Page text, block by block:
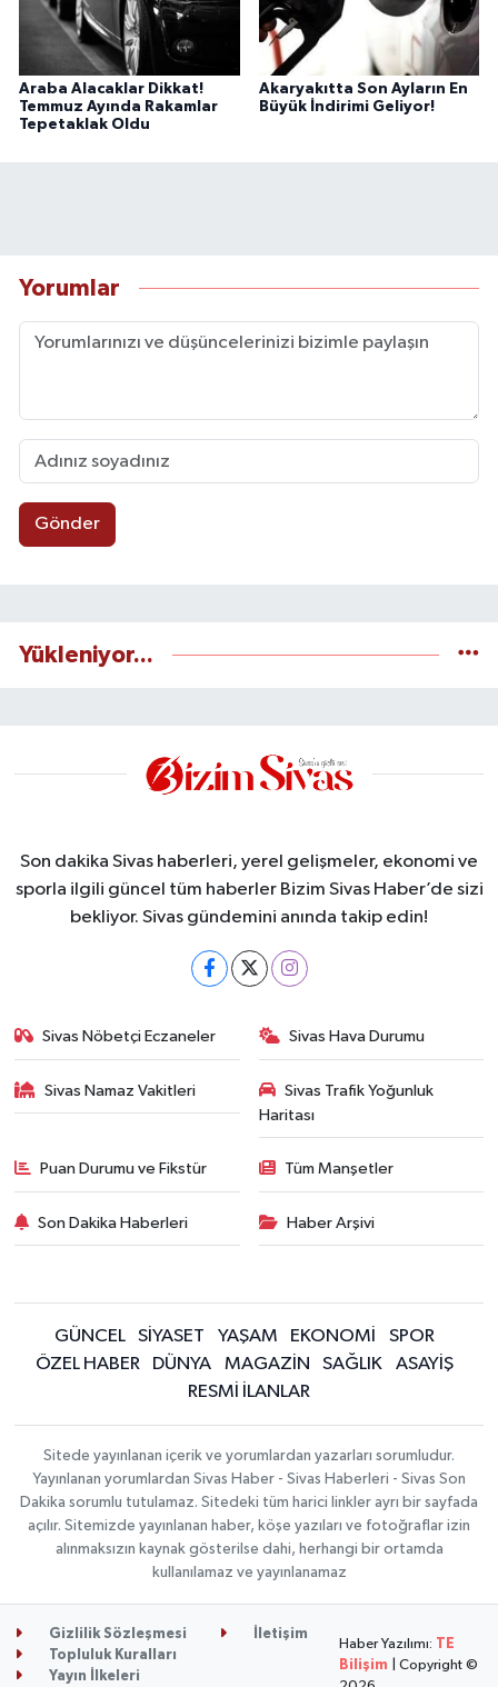
Araba Alacaklar Dikkat!
Temmuz Ayında Rakamlar
Tepetaklak Oldu
Akaryakıtta Son Ayların En
Büyük İndirimi Geliyor!
Yorumlar
Gönder
Yükleniyor...
Son dakika Sivas haberleri, yerel gelişmeler, ekonomi ve
sporla ilgili güncel tüm haberler Bizim Sivas Haber’de sizi
bekliyor. Sivas gündemini anında takip edin!
Sivas Nöbetçi Eczaneler Sivas Hava Durumu
Sivas Namaz Vakitleri
Sivas Trafik Yoğunluk
Haritası
Puan Durumu ve Fikstür Tüm Manşetler
Son Dakika Haberleri Haber Arşivi
GÜNCEL SİYASET YAŞAM EKONOMİ
SPOR
ÖZEL HABER
DÜNYA MAGAZİN SAĞLIK
ASAYİŞ
RESMİ İLANLAR
Sitede yayınlanan içerik ve yorumlardan yazarları sorumludur.
Yayınlanan yorumlardan Sivas Haber - Sivas Haberleri - Sivas Son
Dakika sorumlu tutulamaz. Sitedeki tüm harici linkler ayrı bir sayfada
açılır. Sitemizde yayınlanan haber, köşe yazıları ve fotoğraflar izin
alınmaksızın kaynak gösterilse dahi, herhangi bir ortamda
kullanılamaz ve yayınlanamaz
Gizlilik Sözleşmesi
İletişim
Topluluk Kuralları
Yayın İlkeleri
Haber Yazılımı: TE
Bilişim | Copyright ©